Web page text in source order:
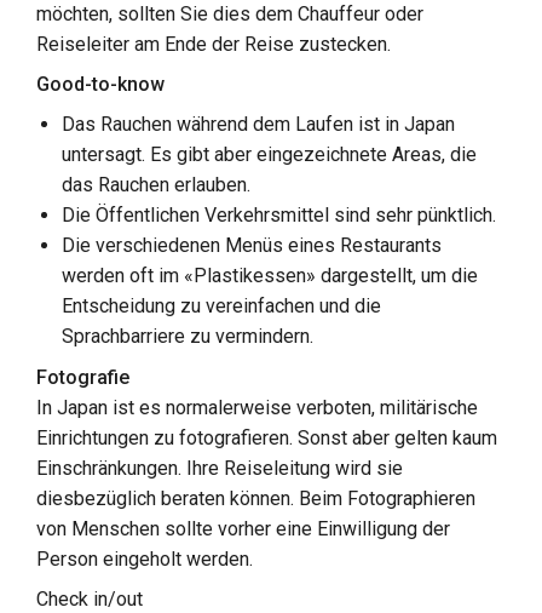
möchten, sollten Sie dies dem Chauffeur oder
Reiseleiter am Ende der Reise zustecken.
Good-to-know
Das Rauchen während dem Laufen ist in Japan
untersagt. Es gibt aber eingezeichnete Areas, die
das Rauchen erlauben.
Die Öffentlichen Verkehrsmittel sind sehr pünktlich.
Die verschiedenen Menüs eines Restaurants
werden oft im «Plastikessen» dargestellt, um die
Entscheidung zu vereinfachen und die
Sprachbarriere zu vermindern.
Fotografie
In Japan ist es normalerweise verboten, militärische
Einrichtungen zu fotografieren. Sonst aber gelten kaum
Einschränkungen. Ihre Reiseleitung wird sie
diesbezüglich beraten können. Beim Fotographieren
von Menschen sollte vorher eine Einwilligung der
Person eingeholt werden.
Check in/out